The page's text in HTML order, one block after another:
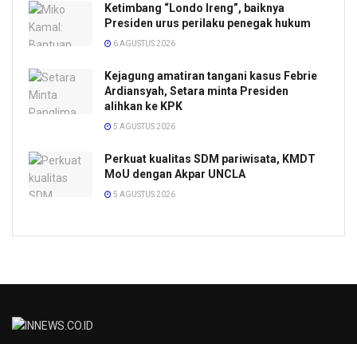
Ketimbang “Londo Ireng”, baiknya
Presiden urus perilaku penegak hukum
6 AGUSTUS 2026
Kejagung amatiran tangani kasus Febrie
Ardiansyah, Setara minta Presiden
alihkan ke KPK
5 AGUSTUS 2026
Perkuat kualitas SDM pariwisata, KMDT
MoU dengan Akpar UNCLA
5 AGUSTUS 2026